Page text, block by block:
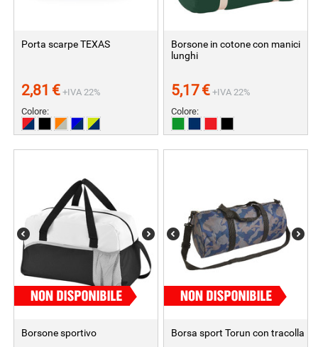
Porta scarpe TEXAS
2,81 € +IVA 22%
Colore:
Borsone in cotone con manici
lunghi
5,17€ +IVA 22%
Colore:
Borsone sportivo Borsa sport Torun con tracolla